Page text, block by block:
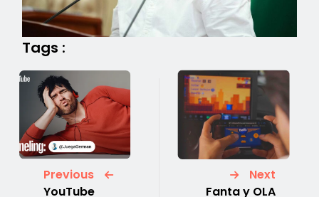
Tags :
Previous
YouTube
Next
Fanta y OLA